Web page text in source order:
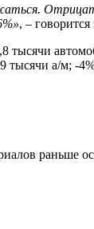
, –
тысячи
тысячи а/м; -
раньше